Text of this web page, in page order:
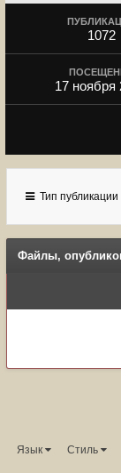
1072
17 ноября
Тип публикации
Файлы,
Язык
Стиль